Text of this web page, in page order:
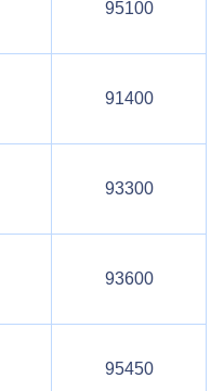
95100
91400
93300
93600
95450